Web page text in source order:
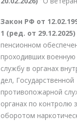
Закон РФ от
1 (ред. от 29.12.2025)
пенсионном
проходивших военную
службу в органах
дел, Государственной
противопожарной
органах по контролю
оборотом